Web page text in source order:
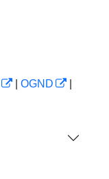
OGND